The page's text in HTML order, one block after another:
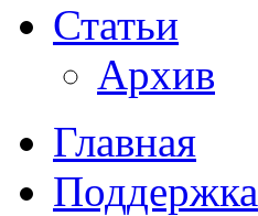
Статьи
Архив
Главная
Поддержка